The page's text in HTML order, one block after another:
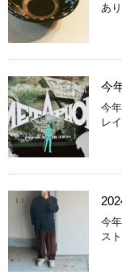
あ
今
今
レ
今
ス